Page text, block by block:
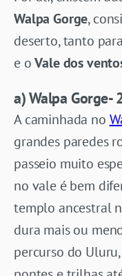
Walpa Gorge,
deserto, tanto
e oVale dos
a) Walpa Gorge-
A caminhada no
grandes paredes
passeio muito
no vale é bem
templo ancestral
dura mais ou
percurso do